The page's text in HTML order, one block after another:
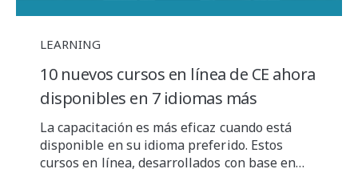
LEARNING
10 nuevos cursos en línea de CE ahora
disponibles en 7 idiomas más
La capacitación es más eficaz cuando está
disponible en su idioma preferido. Estos
cursos en línea, desarrollados con base en…